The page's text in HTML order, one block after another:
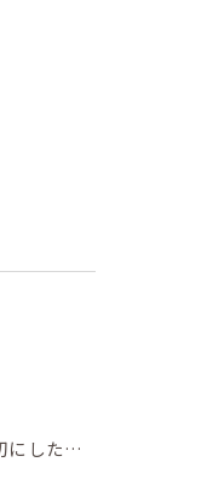
教える前に大切にしたいこと